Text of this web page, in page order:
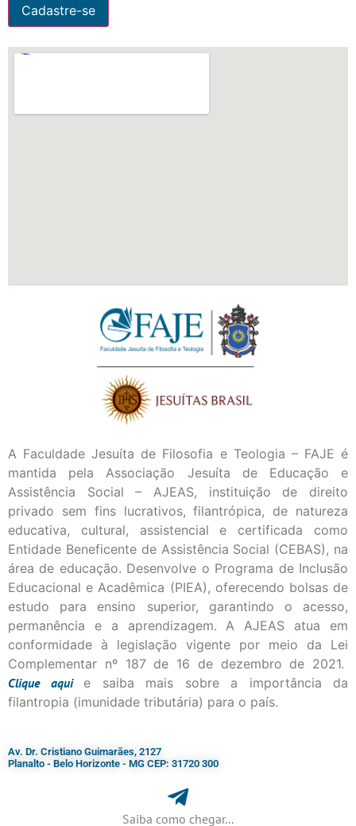
A Faculdade Jesuíta de Filosofia e Teologia – FAJE é
mantida pela Associação Jesuíta de Educação e
Assistência Social – AJEAS, instituição de direito
privado sem fins lucrativos, filantrópica, de natureza
educativa, cultural, assistencial e certificada como
Entidade Beneficente de Assistência Social (CEBAS), na
área de educação. Desenvolve o Programa de Inclusão
Educacional e Acadêmica (PIEA), oferecendo bolsas de
estudo para ensino superior, garantindo o acesso,
permanência e a aprendizagem. A AJEAS atua em
conformidade à legislação vigente por meio da Lei
Complementar nº 187 de 16 de dezembro de 2021.
Cliqueaqui
e saiba mais sobre a importância da
filantropia (imunidade tributária) para o país.
Av. Dr. Cristiano Guimarães, 2127
Planalto - Belo Horizonte - MG CEP: 31720 300
Saiba como chegar...